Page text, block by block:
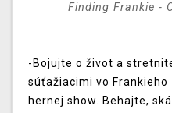
Finding Frankie -
-Bojujte o život a
súťažiacimi vo
hernej show. Behajte,